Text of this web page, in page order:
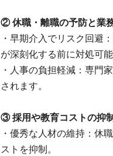
② 休職・離職の予防と業
・早期介入でリスク回避
が深刻化する前に対処可能
・人事の負担軽減：専門
されます。
③ 採用や教育コストの抑制
・優秀な人材の維持：休
ストを抑制。